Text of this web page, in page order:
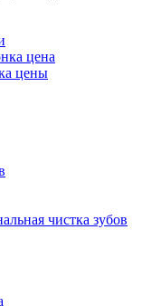
цена
цены
чистка зубов